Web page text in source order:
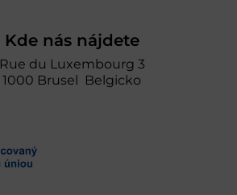
Kde nás nájdete
Rue du Luxembourg 3
1000 Brusel Belgicko